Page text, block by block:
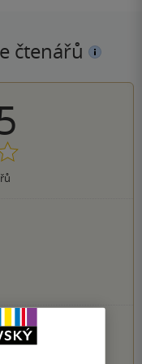
čtenářů
KNIHY